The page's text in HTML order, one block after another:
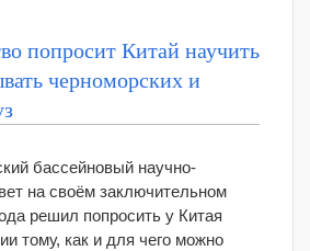
попросит Китай научить
черноморских и
бассейновый научно-
на своём заключительном
решил попросить у Китая
тому, как и для чего можно